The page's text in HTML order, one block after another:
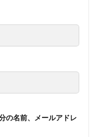
の名前、メールアドレ